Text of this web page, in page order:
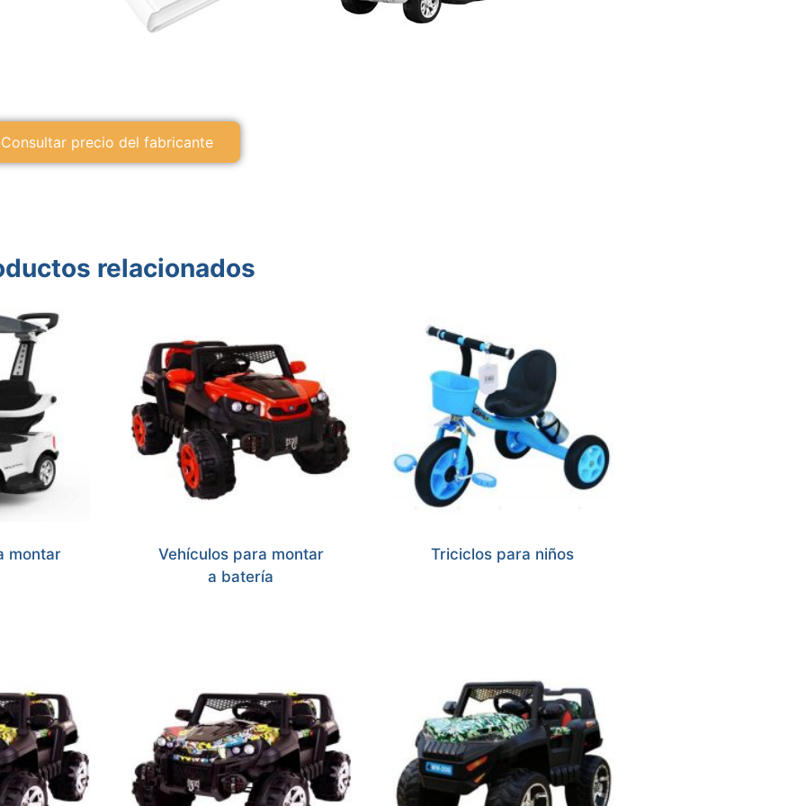
Consultar precio del fabricante
relacionados
montar
Vehículos para montar
a batería
Triciclos para niños